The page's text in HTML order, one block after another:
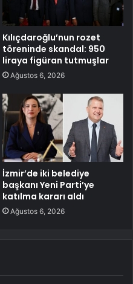
Kılıçdaroğlu’nun rozet
töreninde skandal: 950
liraya figüran tutmuşlar
Ağustos 6, 2026
İzmir’de iki belediye
başkanı Yeni Parti’ye
katılma kararı aldı
Ağustos 6, 2026